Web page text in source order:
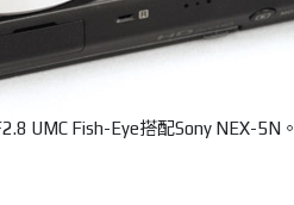
UMC Fish-Eye搭配Sony NEX-5N。